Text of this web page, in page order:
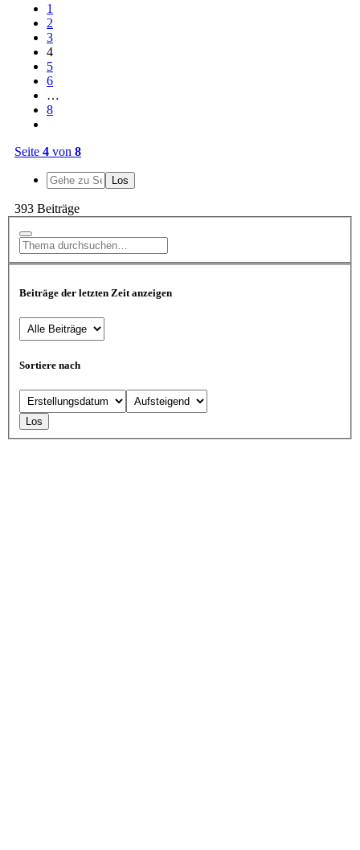
1
2
3
4
5
6
…
8
Seite 4 von 8
393 Beiträge
Beiträge der letzten Zeit anzeigen
Sortiere nach